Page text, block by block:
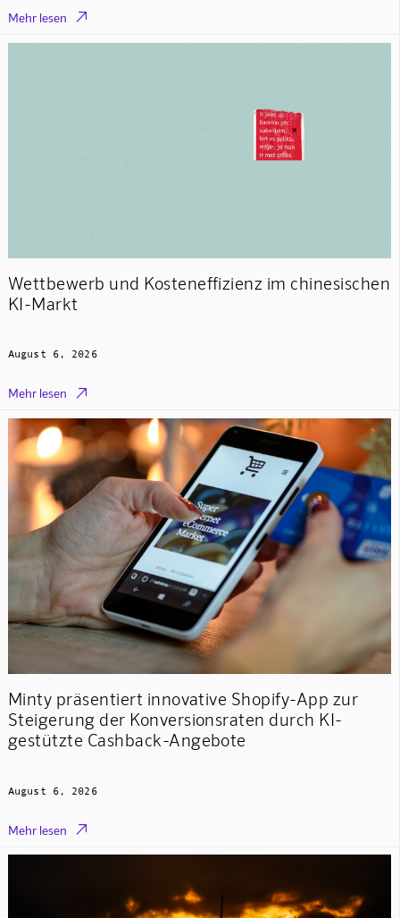
Mehr lesen 
Wettbewerb und Kosteneffizienz im chinesischen
KI-Markt
August 6, 2026
Mehr lesen 
Minty präsentiert innovative Shopify-App zur
Steigerung der Konversionsraten durch KI-
gestützte Cashback-Angebote
August 6, 2026
Mehr lesen 